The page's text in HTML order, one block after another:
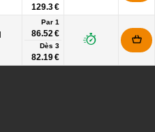
129.3 €
Par 1
86.52 €
Dès 3
82.19 €